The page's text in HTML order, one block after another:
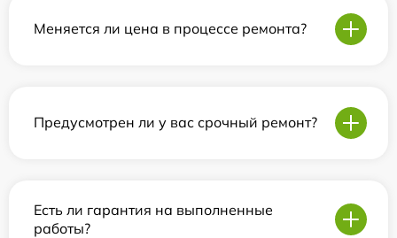
Меняется ли цена в процессе ремонта?
Предусмотрен ли у вас срочный ремонт?
Есть ли гарантия на выполненные
работы?